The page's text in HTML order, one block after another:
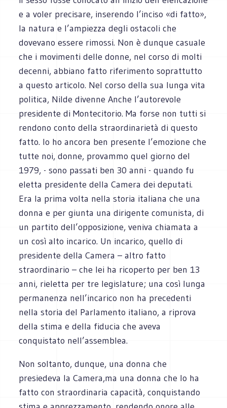
e a voler precisare, inserendo l’inciso «di fatto»,
la natura e l’ampiezza degli ostacoli che
dovevano essere rimossi. Non è dunque casuale
che i movimenti delle donne, nel corso di molti
decenni, abbiano fatto riferimento soprattutto
a questo articolo. Nel corso della sua lunga vita
politica, Nilde divenne Anche l’autorevole
presidente di Montecitorio. Ma forse non tutti si
rendono conto della straordinarietà di questo
fatto. Io ho ancora ben presente l’emozione che
tutte noi, donne, provammo quel giorno del
1979, - sono passati ben 30 anni - quando fu
eletta presidente della Camera dei deputati.
Era la prima volta nella storia italiana che una
donna e per giunta una dirigente comunista, di
un partito dell’opposizione, veniva chiamata a
un così alto incarico. Un incarico, quello di
presidente della Camera – altro fatto
straordinario – che lei ha ricoperto per ben 13
anni, rieletta per tre legislature; una così lunga
permanenza nell’incarico non ha precedenti
nella storia del Parlamento italiano, a riprova
della stima e della fiducia che aveva
conquistato nell’assemblea.
Non soltanto, dunque, una donna che
presiedeva la Camera,ma una donna che lo ha
fatto con straordinaria capacità, conquistando